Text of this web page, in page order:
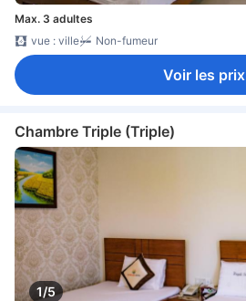
Max. 3 adultes
vue : ville
Non-fumeur
Voir les prix
Chambre Triple (Triple)
1/5